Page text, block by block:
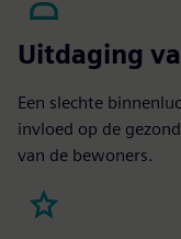
Uitdaging
Een slechte
invloed op de
van de bewoners.